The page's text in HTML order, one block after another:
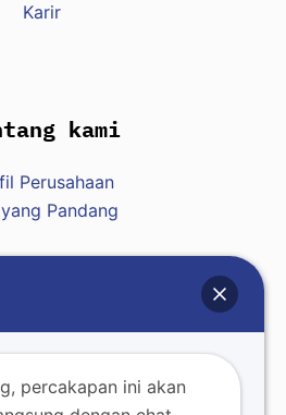
Karir
kami
Perusahaan
Pandang
Kami
812-8007-7428
percakapan ini akan